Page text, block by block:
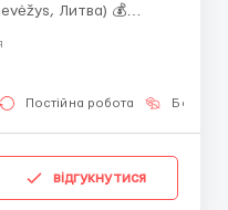
Литва) 💰
додаткових годин
Постійна робота Без
відгукнутися